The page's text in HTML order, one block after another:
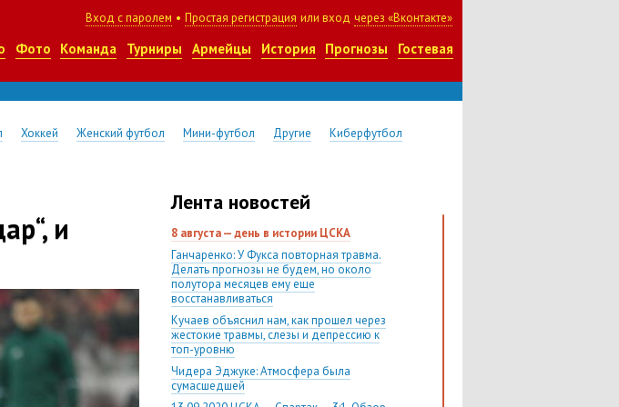
Вход с паролем • Простая регистрация или вход через «Вконтакте»
Фото Команда Турниры Армейцы История Прогнозы Гостевая
Хоккей Женский футбол Мини-футбол Другие Киберфутбол
и
Лента новостей
8 августа — день в истории ЦСКА
Ганчаренко: У Фукса повторная травма.
Делать прогнозы не будем, но около
полутора месяцев ему еще
восстанавливаться
Кучаев объяснил нам, как прошел через
жестокие травмы, слезы и депрессию к
топ-уровню
Чидера Эджуке: Атмосфера была
сумасшедшей